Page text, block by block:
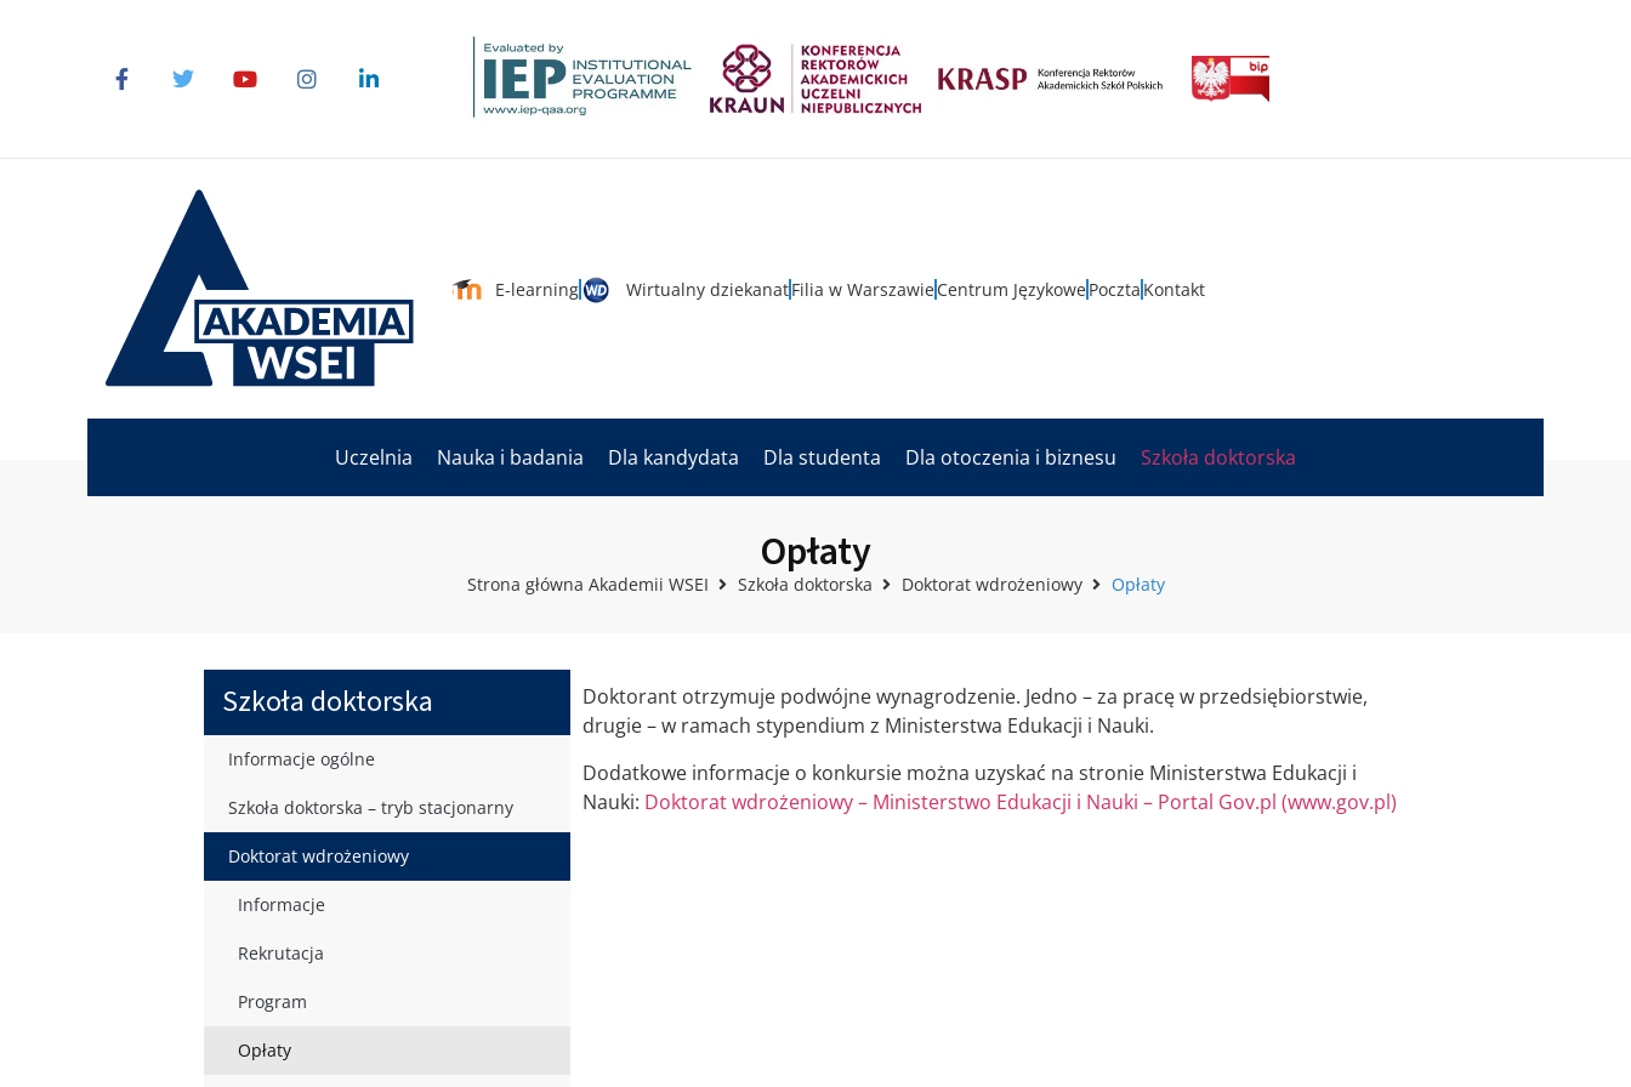
E-learning Wirtualny dziekanatFilia w WarszawieCentrum JęzykowePoczta Kontakt
Uczelnia Nauka i badania Dla kandydata Dla studenta Dla otoczenia i biznesu Szkoła doktorska
Opłaty
Strona główna Akademii WSEI Szkoła doktorska Doktorat wdrożeniowy Opłaty
Szkoła doktorska
Informacje ogólne
Szkoła doktorska – tryb stacjonarny
Doktorat wdrożeniowy
Informacje
Rekrutacja
Program
Opłaty
Doktorant otrzymuje podwójne wynagrodzenie. Jedno – za pracę w przedsiębiorstwie,
drugie – w ramach stypendium z Ministerstwa Edukacji i Nauki.
Dodatkowe informacje o konkursie można uzyskać na stronie Ministerstwa Edukacji i
Nauki: Doktorat wdrożeniowy – Ministerstwo Edukacji i Nauki – Portal Gov.pl (www.gov.pl)